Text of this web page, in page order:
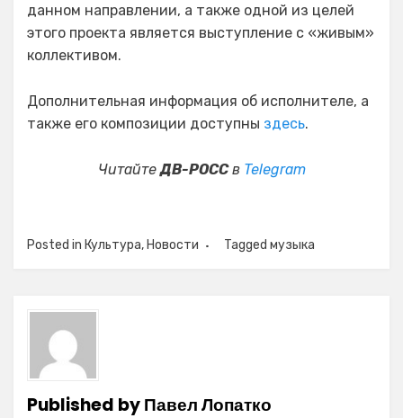
данном направлении, а также одной из целей
этого проекта является выступление с «живым»
коллективом.
Дополнительная информация об исполнителе, а
также его композиции доступны здесь.
ЧитайтеДВ-РОССв Telegram
Posted in Культура, Новости Tagged музыка
Published byПавел Лопатко